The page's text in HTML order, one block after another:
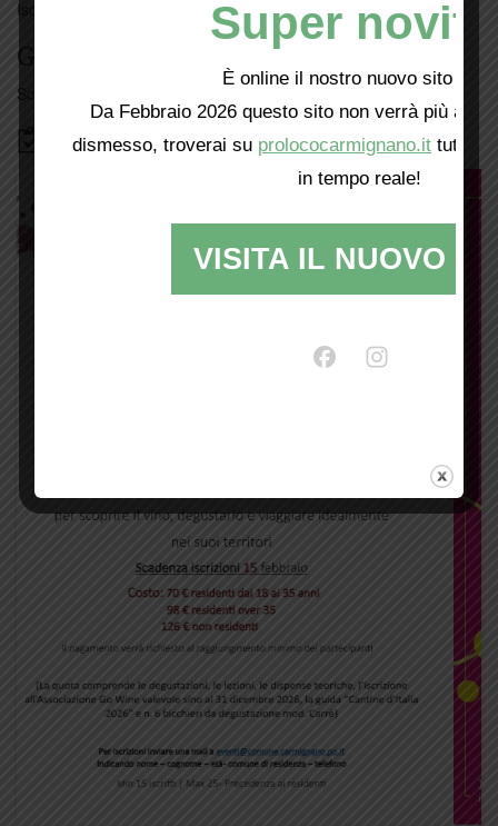
Iscriviti
Giorno per giorno a Carmignano
Scopri tutti gli eventi
Bacheca
Super
È online il nostro nuovo sito web!
Da Febbraio 2026 questo sito non verrà più
dismesso, troverai su prolococarmignano.it tutti i
in tempo reale!
VISITA IL NUOVO